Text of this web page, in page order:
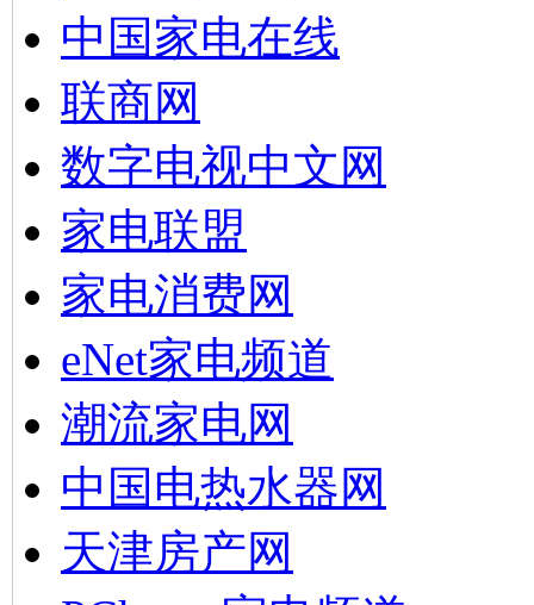
中国家电在线
联商网
数字电视中文网
家电联盟
家电消费网
eNet家电频道
潮流家电网
中国电热水器网
天津房产网